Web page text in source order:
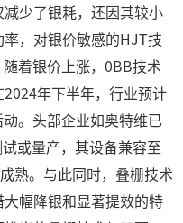
少了银耗，还因其较小
，对银价敏感的HJT技
着银价上涨，0BB技术
年下半年，行业预计
。头部企业如奥特维已
或量产，其设备兼容至
熟。与此同时，叠栅技术
幅降银和显著提效的特